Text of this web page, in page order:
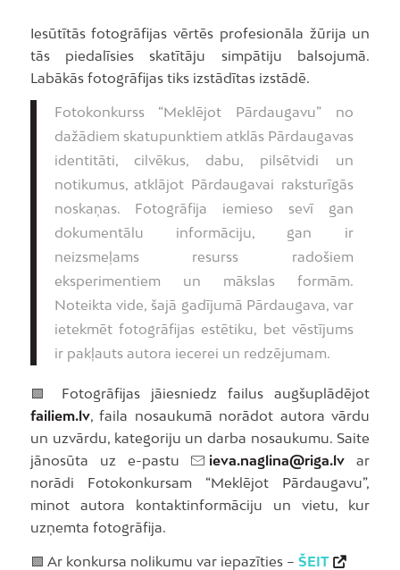
Iesūtītās fotogrāfijas vērtēs profesionāla žūrija un
tās piedalīsies skatītāju simpātiju balsojumā.
Labākās fotogrāfijas tiks izstādītas izstādē.
Fotokonkurss “Meklējot Pārdaugavu” no
dažādiem skatupunktiem atklās Pārdaugavas
identitāti, cilvēkus, dabu, pilsētvidi un
notikumus, atklājot Pārdaugavai raksturīgās
noskaņas. Fotogrāfija iemieso sevī gan
dokumentālu informāciju, gan ir
neizsmeļams resurss radošiem
eksperimentiem un mākslas formām.
Noteikta vide, šajā gadījumā Pārdaugava, var
ietekmēt fotogrāfijas estētiku, bet vēstījums
ir pakļauts autora iecerei un redzējumam.
🟩 Fotogrāfijas jāiesniedz failus augšuplādējot
failiem.lv, faila nosaukumā norādot autora vārdu
un uzvārdu, kategoriju un darba nosaukumu. Saite
jānosūta uz e-pastu
ieva.naglina@riga.lv ar
norādi Fotokonkursam “Meklējot Pārdaugavu”,
minot autora kontaktinformāciju un vietu, kur
uzņemta fotogrāfija.
🟩 Ar konkursa nolikumu var iepazīties – ŠEIT